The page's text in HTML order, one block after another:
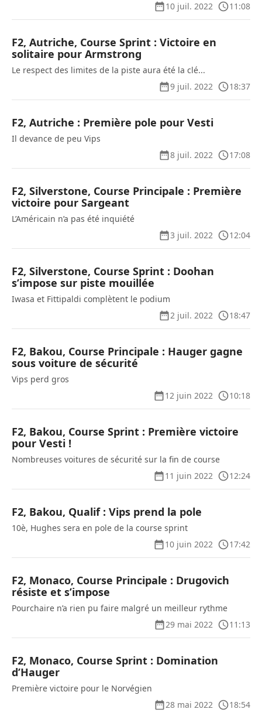
10 juil. 2022 11:08
F2, Autriche, Course Sprint : Victoire en
solitaire pour Armstrong
Le respect des limites de la piste aura été la clé...
9 juil. 2022
18:37
F2, Autriche : Première pole pour Vesti
Il devance de peu Vips
8 juil. 2022
17:08
F2, Silverstone, Course Principale : Première
victoire pour Sargeant
L’Américain n’a pas été inquiété
3 juil. 2022
12:04
F2, Silverstone, Course Sprint : Doohan
s’impose sur piste mouillée
Iwasa et Fittipaldi complètent le podium
2 juil. 2022
18:47
F2, Bakou, Course Principale : Hauger gagne
sous voiture de sécurité
Vips perd gros
12 juin 2022
10:18
F2, Bakou, Course Sprint : Première victoire
pour Vesti !
Nombreuses voitures de sécurité sur la fin de course
11 juin 2022
12:24
F2, Bakou, Qualif : Vips prend la pole
10è, Hughes sera en pole de la course sprint
10 juin 2022
17:42
F2, Monaco, Course Principale : Drugovich
résiste et s’impose
Pourchaire n’a rien pu faire malgré un meilleur rythme
29 mai 2022
11:13
F2, Monaco, Course Sprint : Domination
d’Hauger
Première victoire pour le Norvégien
28 mai 2022
18:54